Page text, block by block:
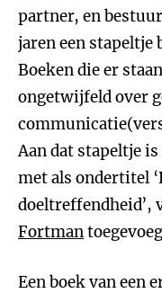
partner, en
jaren een stapeltje
Boeken die er
ongetwijfeld over
Aan dat stapeltje is
met als ondertitel
doeltreffendheid’,
Fortman
Een boek van een